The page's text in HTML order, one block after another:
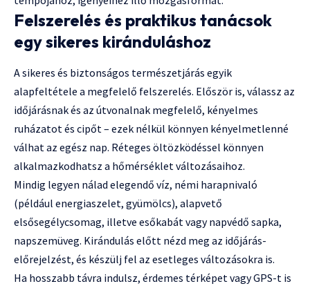
Felszerelés és praktikus tanácsok
egy sikeres kiránduláshoz
A sikeres és biztonságos természetjárás egyik
alapfeltétele a megfelelő felszerelés. Először is, válassz az
időjárásnak és az útvonalnak megfelelő, kényelmes
ruházatot és cipőt – ezek nélkül könnyen kényelmetlenné
válhat az egész nap. Réteges öltözködéssel könnyen
alkalmazkodhatsz a hőmérséklet változásaihoz.
Mindig legyen nálad elegendő víz, némi harapnivaló
(például energiaszelet, gyümölcs), alapvető
elsősegélycsomag, illetve esőkabát vagy napvédő sapka,
napszemüveg. Kirándulás előtt nézd meg az időjárás-
előrejelzést, és készülj fel az esetleges változásokra is.
Ha hosszabb távra indulsz, érdemes térképet vagy GPS-t is